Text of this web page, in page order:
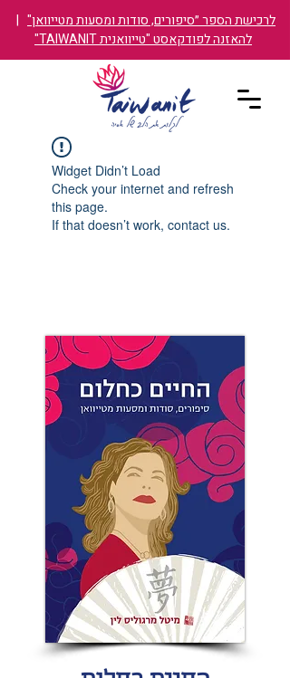
לרכישת הספר ״סיפורים, סודות ומסעות מטייוואן" |
להאזנה לפודקאסט "טייוואנית TAIWANIT"
Widget Didn’t Load
Check your internet and refresh
this page.
If that doesn’t work, contact us.